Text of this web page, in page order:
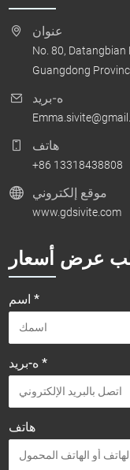
عنوان
No. 80, Datangbian
Guangdong
ه-بريد
هاتف
+86 13318438808
موقع إلكتروني
www.gdsivite.com
عرض أسعار
اسم *
ه-بريد *
هاتف